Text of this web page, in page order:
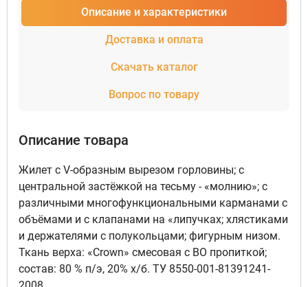
Описание и характеристики
Доставка и оплата
Скачать каталог
Вопрос по товару
Описание товара
Жилет с V-образным вырезом горловины; с
центральной застёжкой на тесьму - «молнию»; с
различными многофункциональными карманами с
объёмами и с клапанами на «липучках; хлястиками
и держателями с полукольцами; фигурным низом.
Ткань верха: «Crown» смесовая с ВО пропиткой;
состав: 80 % п/э, 20% х/б. ТУ 8550-001-81391241-